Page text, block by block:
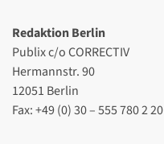
Redaktion Berlin
Publix c/o CORRECTIV
Hermannstr. 90
12051 Berlin
Fax: +49 (0) 30 – 555 780 2 20